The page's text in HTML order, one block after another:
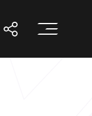
打开搜索打开分享打